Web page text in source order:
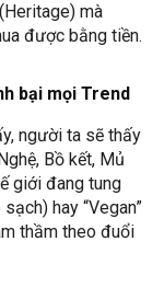
mà
được bằng tiền.
bại mọi Trend
người ta sẽ thấy
Bồ kết, Mủ
giới đang tung
hay “Vegan”
thầm theo đuổi